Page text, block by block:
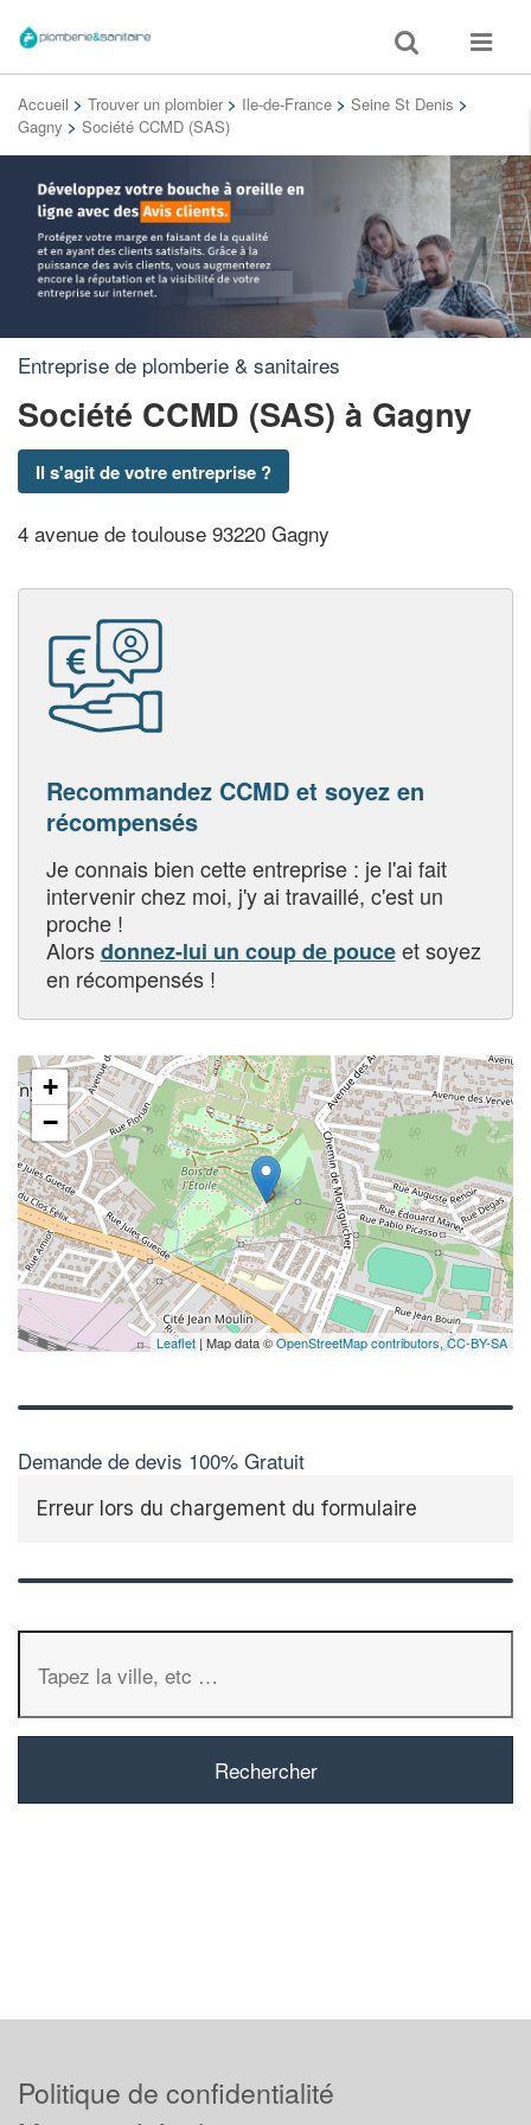
Toggle
search
Toggle
Accueil > Trouver un plombier > Ile-de-France > Seine St Denis >
Gagny > Société CCMD (SAS)
Entreprise de plomberie & sanitaires
Société CCMD (SAS) à Gagny
Il s'agit de votre entreprise ?
4 avenue de toulouse 93220 Gagny
Recommandez CCMD et soyez en
récompensés
Je connais bien cette entreprise : je l'ai fait
intervenir chez moi, j'y ai travaillé, c'est un
proche !
Alorsdonnez-lui un coup de pouceet soyez
en récompensés !
+
−
Leaflet| Map data ©OpenStreetMap contributors,CC-BY-SA
Demande de devis 100% Gratuit
Erreur lors du chargement du formulaire
Politique de confidentialité